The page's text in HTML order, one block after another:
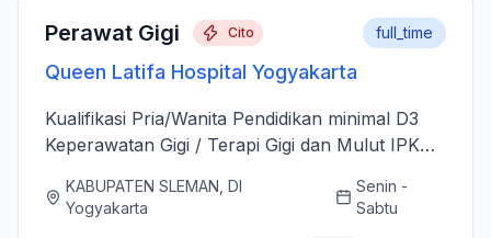
Perawat Gigi Cito
Queen Latifa Hospital Yogyakarta
full_time
Kualifikasi Pria/Wanita Pendidikan minimal D3
Keperawatan Gigi / Terapi Gigi dan Mulut IPK
(STR) yang masih aktif Memiliki ijazah dan
sertifikat pendu...
KABUPATEN SLEMAN, DI
Yogyakarta
Senin -
Sabtu